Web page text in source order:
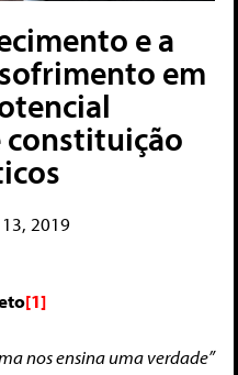
e a
em
2019
[1]
nos ensina uma verdade”